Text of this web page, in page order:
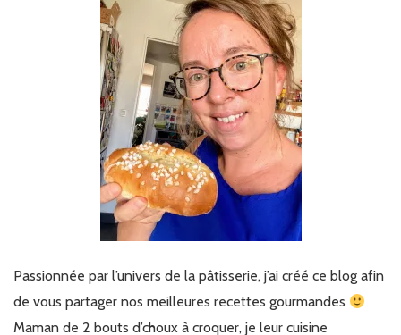
Passionnée par l’univers de la pâtisserie, j’ai créé ce blog afin
de vous partager nos meilleures recettes gourmandes
Maman de 2 bouts d’choux à croquer, je leur cuisine